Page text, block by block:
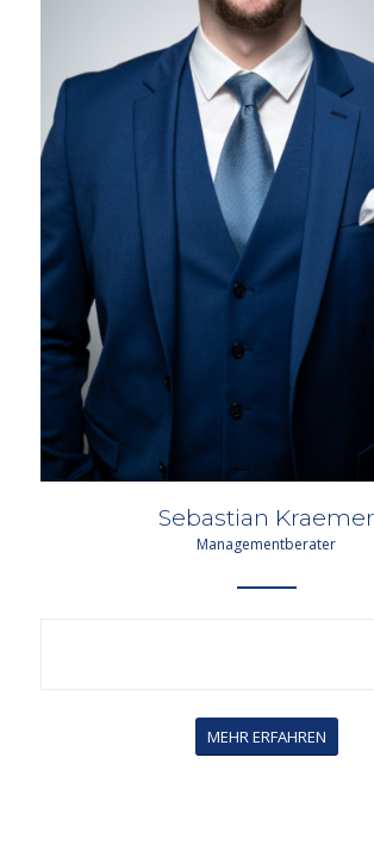
Sebastian Kraemer
Managementberater
MEHR ERFAHREN